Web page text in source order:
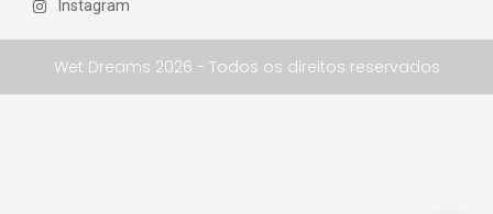
Instagram
Wet Dreams 2026 - Todos os direitos reservados